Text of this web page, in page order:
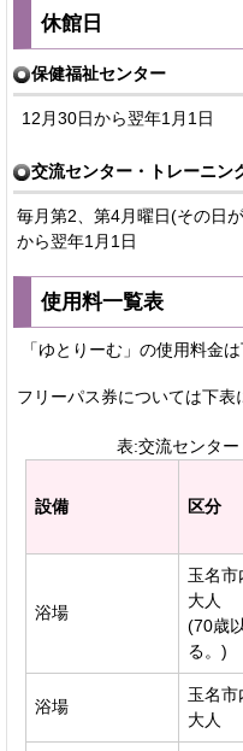
休館日
保健福祉センター
12月30日から翌年1月1日
交流センター・トレーニン
毎月第2、第4月曜日(その日
から翌年1月1日
使用料一覧表
「ゆとりーむ」の使用料金
フリーパス券については下表
表:交流センタ
設備 区分
浴場
玉名市
大人
(70歳
る。)
浴場
玉名市
大人